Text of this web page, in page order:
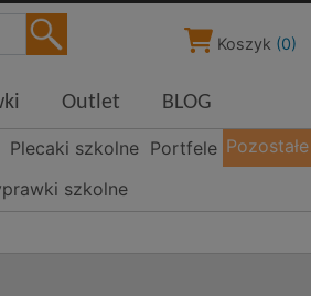
Koszyk (0)
Outlet BLOG
Plecaki szkolne Portfele Pozostałe
szkolne